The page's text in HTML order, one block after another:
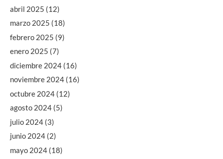
abril 2025 (12)
marzo 2025 (18)
febrero 2025 (9)
enero 2025 (7)
diciembre 2024 (16)
noviembre 2024 (16)
octubre 2024 (12)
agosto 2024 (5)
julio 2024 (3)
junio 2024 (2)
mayo 2024 (18)